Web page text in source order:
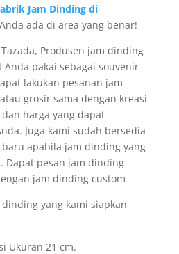
Jam Dinding di
ada di area yang benar!
Produsen jam dinding
pakai sebagai souvenir
lakukan pesanan jam
grosir sama dengan kreasi
harga yang dapat
Juga kami sudah bersedia
apabila jam dinding yang
Dapat pesan jam dinding
jam dinding custom
yang kami siapkan
Ukuran 21 cm.